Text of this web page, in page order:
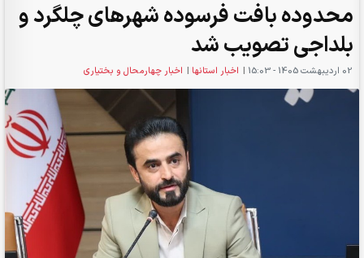
محدوده بافت فرسوده شهرهای چلگرد و
بلداجی تصویب شد
02 ارديبهشت 1405 - 15:03 | اخبار استانها | اخبار چهارمحال و بختیاری